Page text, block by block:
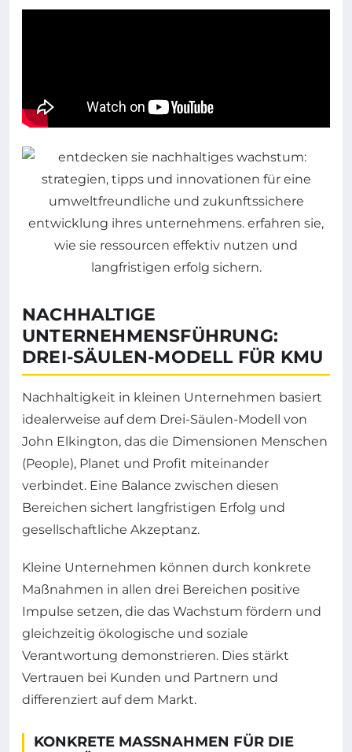
NACHHALTIGE
UNTERNEHMENSFÜHRUNG:
DREI-SÄULEN-MODELL FÜR KMU
Nachhaltigkeit in kleinen Unternehmen basiert
idealerweise auf dem Drei-Säulen-Modell von
John Elkington, das die Dimensionen Menschen
(People), Planet und Profit miteinander
verbindet. Eine Balance zwischen diesen
Bereichen sichert langfristigen Erfolg und
gesellschaftliche Akzeptanz.
Kleine Unternehmen können durch konkrete
Maßnahmen in allen drei Bereichen positive
Impulse setzen, die das Wachstum fördern und
gleichzeitig ökologische und soziale
Verantwortung demonstrieren. Dies stärkt
Vertrauen bei Kunden und Partnern und
differenziert auf dem Markt.
KONKRETE MASSNAHMEN FÜR DIE D